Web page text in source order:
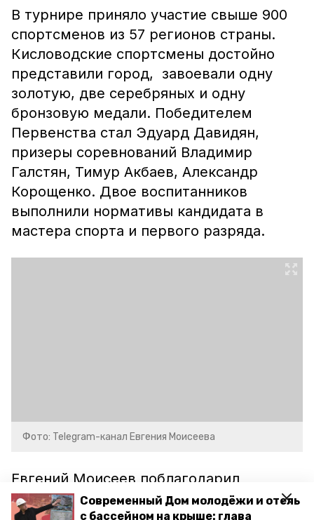
Современный Дом молодёжи и отель
с бассейном на крыше: глава
В турнире приняло участие свыше 900
спортсменов из 57 регионов страны.
Кисловодские спортсмены достойно
представили город, завоевали одну
золотую, две серебряных и одну
бронзовую медали. Победителем
Первенства стал Эдуард Давидян,
призеры соревнований Владимир
Галстян, Тимур Акбаев, Александр
Корощенко. Двое воспитанников
выполнили нормативы кандидата в
мастера спорта и первого разряда.
Фото: Telegram-канал Евгения Моисеева
Евгений Моисеев поблагодарил
спортсменов, тренеров, родителей.